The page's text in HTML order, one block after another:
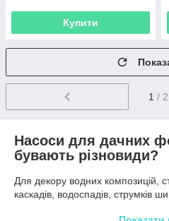
Купити
1 / 2
Насоси для дачних
бувають різновиди?
Для декору водних композицій,
каскадів, водоспадів, струмків